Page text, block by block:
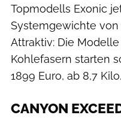
Topmodells Exonic
Systemgewichte
Attraktiv: Die
Kohlefasern starten
1899 Euro, ab 8,7 Kilo.
CANYON